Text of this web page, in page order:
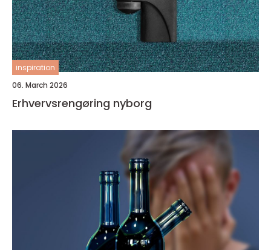
inspiration
06. March 2026
Erhvervsrengøring nyborg